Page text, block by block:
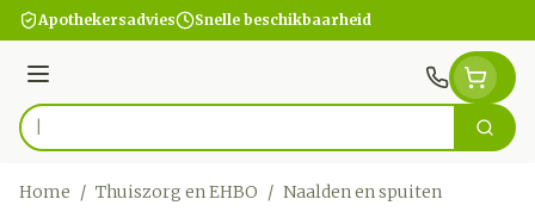
Ga naar de inhoud
Apothekersadvies Snelle beschikbaarheid
Menu
Product, merk, categorie... Zoek
Home / Thuiszorg en EHBO / Naalden en spuiten